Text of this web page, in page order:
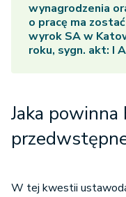
wynagrodzenia
o pracę ma
wyrok SA w
roku, sygn. akt: I
Jaka
W tej kwestii